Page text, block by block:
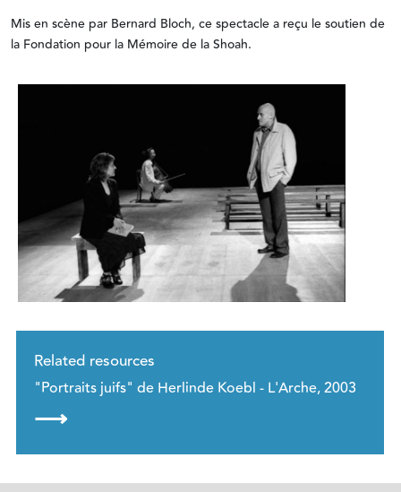
Mis en scène par Bernard Bloch, ce spectacle a reçu le soutien de
la Fondation pour la Mémoire de la Shoah.
Related resources
"Portraits juifs" de Herlinde Koebl - L'Arche, 2003
⟶